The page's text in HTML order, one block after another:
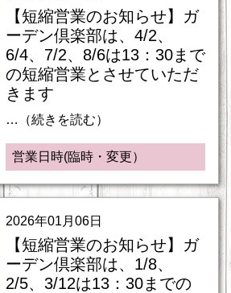
【短縮営業のお知らせ】ガ
ーデン倶楽部は、4/2、
6/4、7/2、8/6は13：30まで
の短縮営業とさせていただ
きます
…（続きを読む）
営業日時(臨時・変更）
2026年01月06日
【短縮営業のお知らせ】ガ
ーデン倶楽部は、1/8、
2/5、3/12は13：30までの